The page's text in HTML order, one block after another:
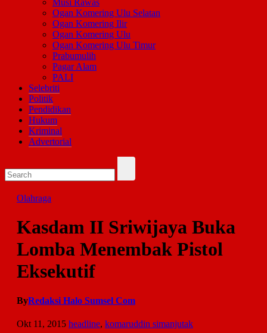
Musi Rawas
Ogan Komering Ulu Selatan
Ogan Komering Ilir
Ogan Komering Ulu
Ogan Komering Ulu Timur
Prabumulih
Pagar Alam
PALI
Selebriti
Politik
Pendidikan
Hukum
Kriminal
Advertorial
Olahraga
Kasdam II Sriwijaya Buka
Lomba Menembak Pistol
Eksekutif
ByRedaksi Halo Sumsel Com
Okt 11, 2015 headline, komaruddin simanjutak